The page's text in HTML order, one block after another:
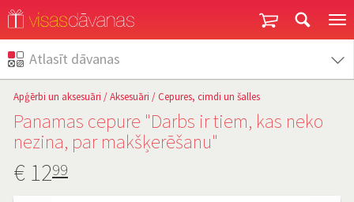
Atlasīt dāvanas
Apģērbi un aksesuāri /Aksesuāri /Cepures, cimdi un šalles
Panamas cepure "Darbs ir tiem, kas neko
nezina, par makšķerēšanu"
€ 1299